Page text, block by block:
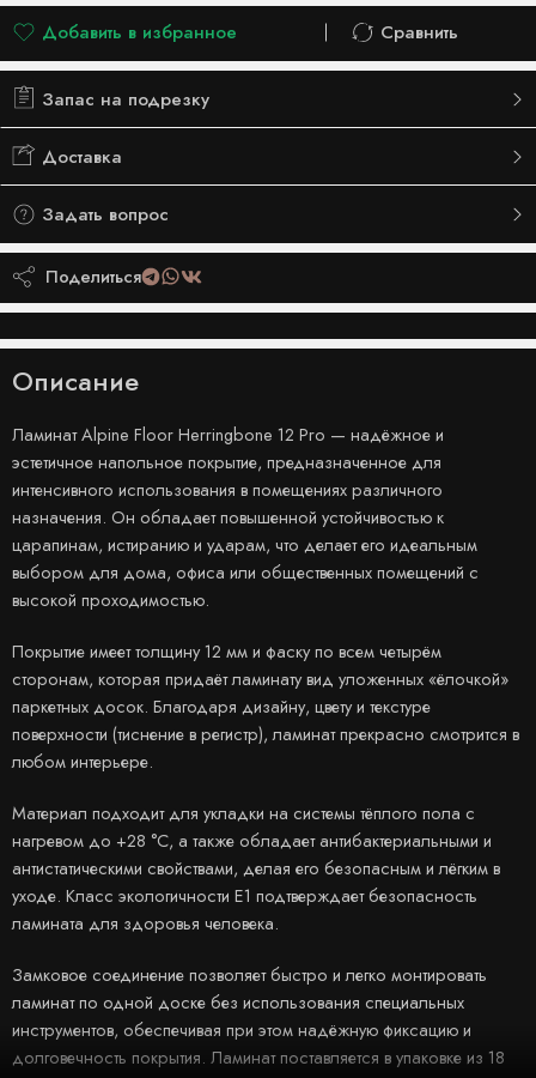
Добавить в избранное
Добавлено в список желаний
Сравнить
Сравнить
Запас на подрезку
Доставка
Задать вопрос
Поделиться
Описание
Ламинат Alpine Floor Herringbone 12 Pro — надёжное и
эстетичное напольное покрытие, предназначенное для
интенсивного использования в помещениях различного
назначения. Он обладает повышенной устойчивостью к
царапинам, истиранию и ударам, что делает его идеальным
выбором для дома, офиса или общественных помещений с
высокой проходимостью.
Покрытие имеет толщину 12 мм и фаску по всем четырём
сторонам, которая придаёт ламинату вид уложенных «ёлочкой»
паркетных досок. Благодаря дизайну, цвету и текстуре
поверхности (тиснение в регистр), ламинат прекрасно смотрится в
любом интерьере.
Материал подходит для укладки на системы тёплого пола с
нагревом до +28 °C, а также обладает антибактериальными и
антистатическими свойствами, делая его безопасным и лёгким в
уходе. Класс экологичности Е1 подтверждает безопасность
ламината для здоровья человека.
Замковое соединение позволяет быстро и легко монтировать
ламинат по одной доске без использования специальных
инструментов, обеспечивая при этом надёжную фиксацию и
долговечность покрытия. Ламинат поставляется в упаковке из 18